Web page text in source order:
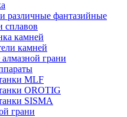
различные фантазийные
сплавов
камней
камней
грани
MLF
OROTIG
SISMA
грани